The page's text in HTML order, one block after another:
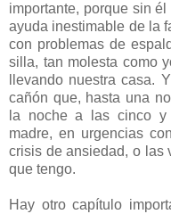
importante, porque sin
ayuda inestimable de la
con problemas de
silla, tan molesta como
llevando nuestra casa.
cañón que, hasta una
la noche a las cinco
madre, en urgencias
crisis de ansiedad, o las
que tengo.
Hay otro capítulo